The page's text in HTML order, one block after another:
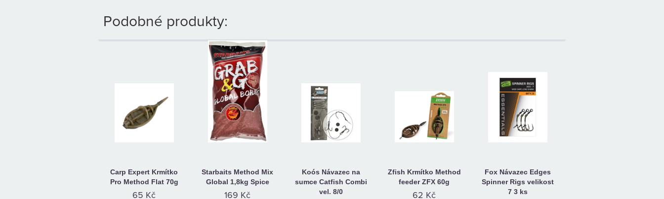
Podobné produkty:
Carp Expert Krmítko
Pro Method Flat 70g
65 Kč
Starbaits Method Mix
Global 1,8kg Spice
169 Kč
Koós Návazec na
sumce Catfish Combi
vel. 8/0
Zfish Krmítko Method
feeder ZFX 60g
62 Kč
Fox Návazec Edges
Spinner Rigs velikost
7 3 ks